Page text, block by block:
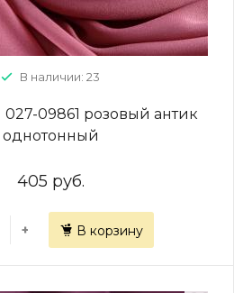
В наличии: 23
09861 розовый антик
однотонный
405 руб.
+ В корзину